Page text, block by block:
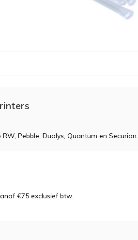
Pebble, Dualys, Quantum en Securion.
€75 exclusief btw.